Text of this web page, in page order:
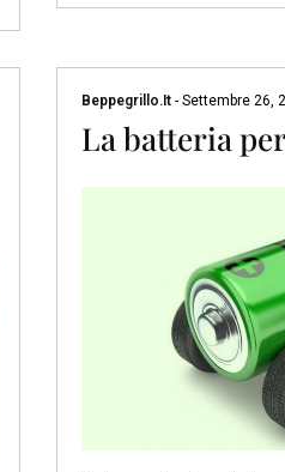
Beppegrillo.it -Settembre 26,
La batteria